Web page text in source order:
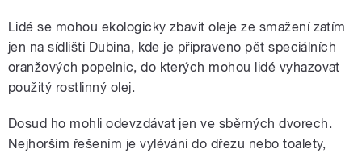
Lidé se mohou ekologicky zbavit oleje ze smažení zatím
jen na sídlišti Dubina, kde je připraveno pět speciálních
oranžových popelnic, do kterých mohou lidé vyhazovat
použitý rostlinný olej.
Dosud ho mohli odevzdávat jen ve sběrných dvorech.
Nejhorším řešením je vylévání do dřezu nebo toalety,